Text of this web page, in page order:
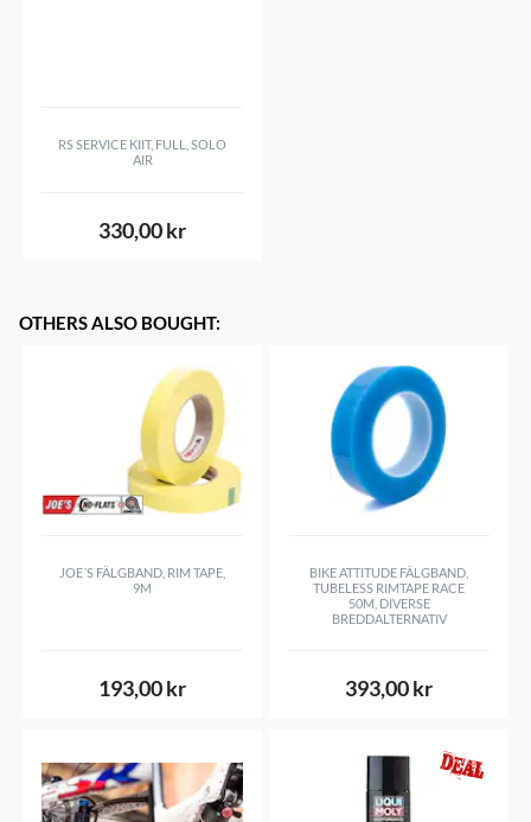
RS SERVICE KIIT, FULL, SOLO
AIR
330,00 kr
OTHERS ALSO BOUGHT:
JOE´S FÄLGBAND, RIM TAPE,
9M
193,00 kr
BIKE ATTITUDE FÄLGBAND,
TUBELESS RIMTAPE RACE
50M, DIVERSE
BREDDALTERNATIV
393,00 kr